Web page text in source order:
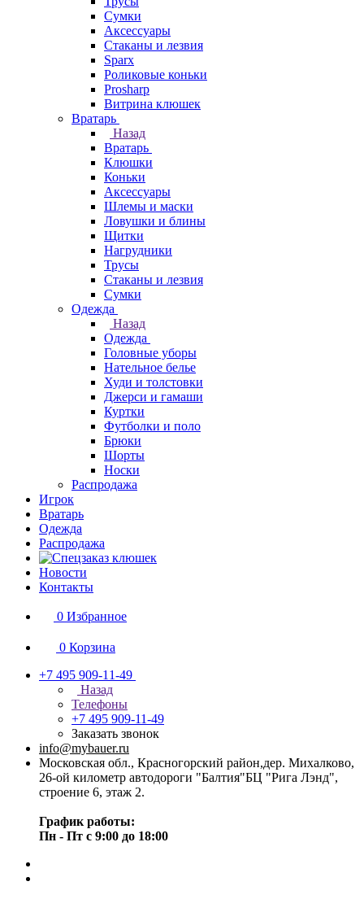
Сумки
Аксессуары
Стаканы и лезвия
Sparx
Роликовые коньки
Prosharp
Витрина клюшек
Вратарь
Назад
Вратарь
Клюшки
Коньки
Аксессуары
Шлемы и маски
Ловушки и блины
Щитки
Нагрудники
Трусы
Стаканы и лезвия
Сумки
Одежда
Назад
Одежда
Головные уборы
Нательное белье
Худи и толстовки
Джерси и гамаши
Куртки
Футболки и поло
Брюки
Шорты
Носки
Распродажа
Игрок
Вратарь
Одежда
Распродажа
Новости
Контакты
0 Избранное
0 Корзина
+7 495 909-11-49
Назад
Телефоны
+7 495 909-11-49
Заказать звонок
info@mybauer.ru
Московская обл., Красногорский район,дер. Михалково,
26-ой километр автодороги "Балтия"БЦ "Рига Лэнд",
строение 6, этаж 2.
График работы:
Пн - Пт с 9:00 до 18:00